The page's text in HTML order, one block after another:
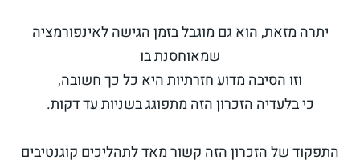
יתרה מזאת, הוא גם מוגבל בזמן הגישה לאינפורמציה
שמאוחסנת בו
וזו הסיבה מדוע חזרתיות היא כל כך חשובה,
כי בלעדיה הזכרון הזה מתפוגג בשניות עד דקות.
התפקוד של הזכרון הזה קשור מאד לתהליכים קוגנטיבים